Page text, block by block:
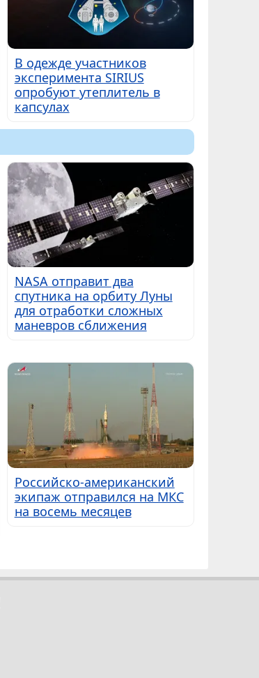
В одежде участников
эксперимента SIRIUS
опробуют утеплитель в
капсулах
NASA отправит два
спутника на орбиту Луны
для отработки сложных
маневров сближения
Российско-американский
экипаж отправился на МКС
на восемь месяцев